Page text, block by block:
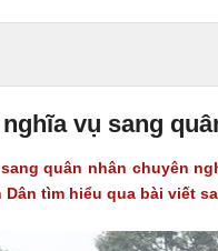
vụ sang
quân nhân chuyên
tìm hiểu qua bài viết